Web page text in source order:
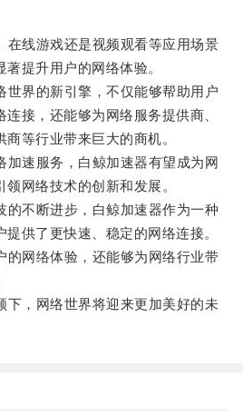
线游戏还是视频观看等应用场景
提升用户的网络体验。
界的新引擎，不仅能够帮助用户
接，还能够为网络服务提供商、
等行业带来巨大的商机。
速服务，白鲸加速器有望成为网
网络技术的创新和发展。
不断进步，白鲸加速器作为一种
供了更快速、稳定的网络连接。
网络体验，还能够为网络行业带
，网络世界将迎来更加美好的未